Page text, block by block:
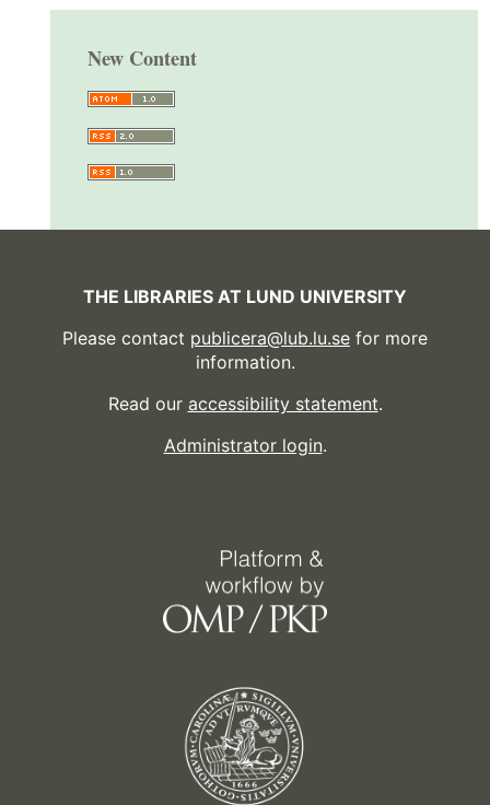
New Content
THE LIBRARIES AT LUND UNIVERSITY
Please contact publicera@lub.lu.se for more
information.
Read our accessibility statement.
Administrator login.